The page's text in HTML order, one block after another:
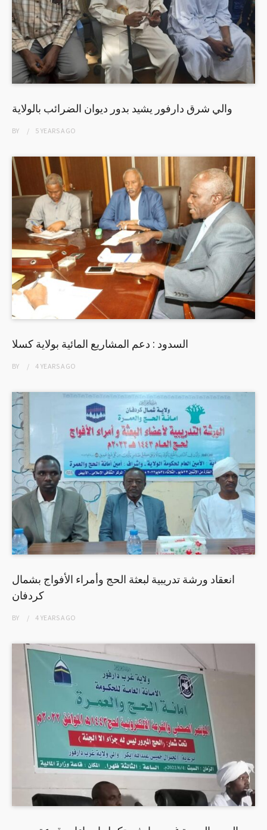
والي شرق دارفور يشيد بدور ديوان الضرائب بالولاية
BY 5 YEARSAGO
السدود : دعم المشاريع المائية بولاية كسلا
BY 4 YEARSAGO
انعقاد ورشة تدريبية لبعثة الحج وأمراء الأفواج بشمال
كردفان
BY 4 YEARSAGO